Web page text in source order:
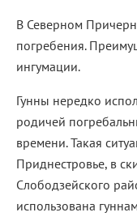
В Северном
погребения.
ингумации.
Гунны нередко
родичей
времени. Такая
Приднестровье, в
Слободзейского
использована